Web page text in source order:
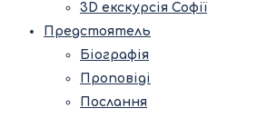
3D екскурсія Софії
Предстоятель
Біографія
Проповіді
Послання